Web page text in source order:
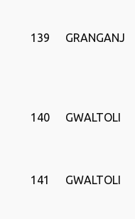
139 GRANGANJ
140 GWALTOLI
141 GWALTOLI